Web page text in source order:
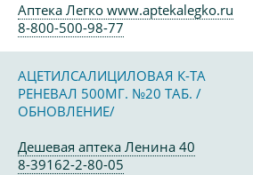
Аптека Легко www.aptekalegko.ru
8-800-500-98-77
АЦЕТИЛСАЛИЦИЛОВАЯ К-ТА
РЕНЕВАЛ 500МГ. №20 ТАБ. /
ОБНОВЛЕНИЕ/
Дешевая аптека Ленина 40
8-39162-2-80-05